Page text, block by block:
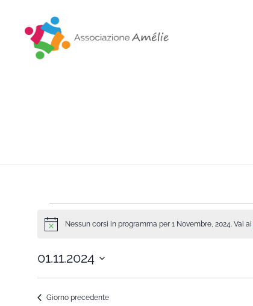
NoticeNessun corsi in programma per 1 Novembre, 2024. Vai ai
01.11.2024
Seleziona
Giorno precedente